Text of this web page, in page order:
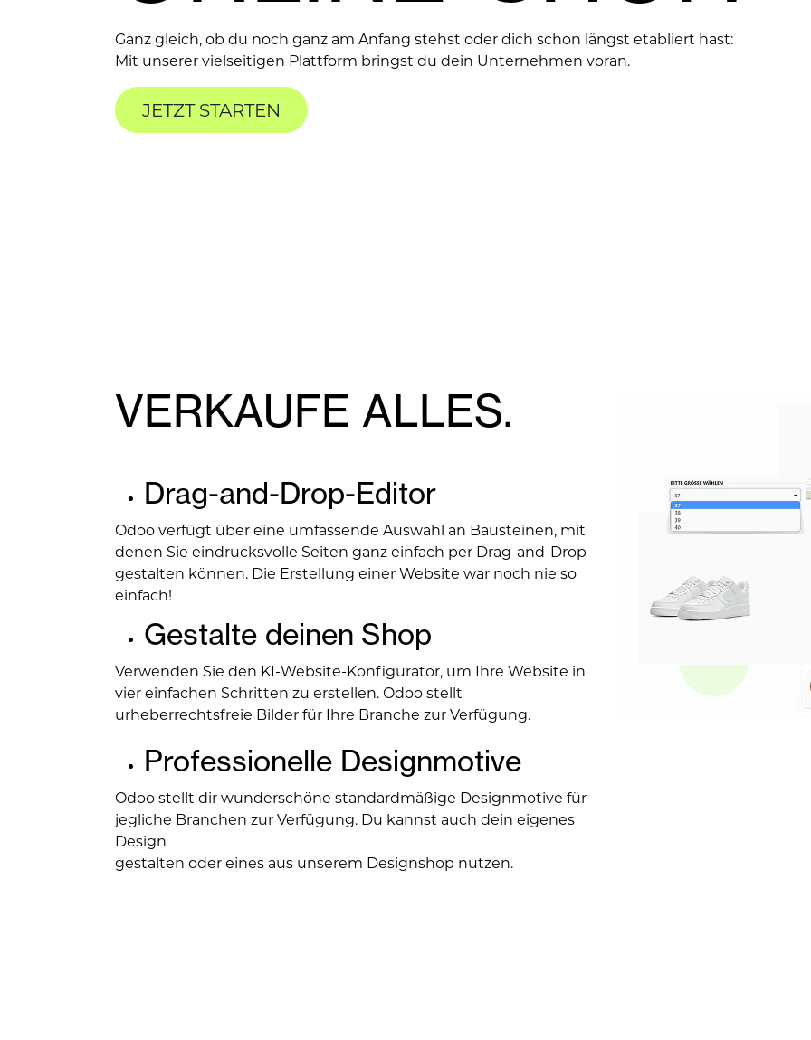
Ganz gleich, ob du noch ganz am Anfang stehst oder dich schon längst etabliert hast:
Mit unserer vielseitigen Plattform bringst du dein Unternehmen voran.
JETZT STARTEN
VERKAUFE ALLES.
Drag-and-Drop-Editor
Odoo verfügt über eine umfassende Auswahl an Bausteinen, mit
denen Sie eindrucksvolle Seiten ganz einfach per Drag-and-Drop
gestalten können. Die Erstellung einer Website war noch nie so
einfach!
Gestalte deinen Shop
Verwenden Sie den KI-Website-Konfigurator, um Ihre Website in
vier einfachen Schritten zu erstellen. Odoo stellt
urheberrechtsfreie Bilder für Ihre Branche zur Verfügung.
Professionelle Designmotive
Odoo stellt dir wunderschöne standardmäßige Designmotive für
jegliche Branchen zur Verfügung. Du kannst auch dein eigenes
Design
gestalten oder eines aus unserem Designshop nutzen.